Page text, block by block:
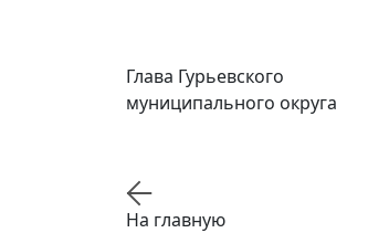
Глава Гурьевского
муниципального округа
На главную